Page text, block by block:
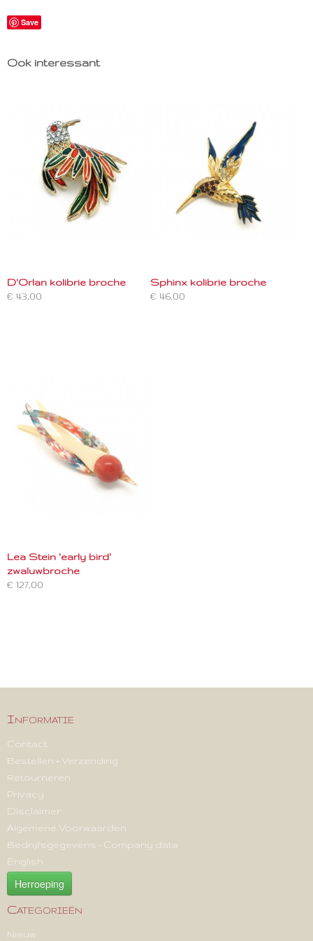
Save
Ook interessant
D'Orlan kolibrie broche
€ 43,00
Sphinx kolibrie broche
€ 46,00
Lea Stein 'early bird'
zwaluwbroche
€ 127,00
Informatie
Contact
Bestellen + Verzending
Retourneren
Privacy
Disclaimer
Algemene Voorwaarden
Bedrijfsgegevens - Company data
English
Herroeping
Categorieën
Nieuw